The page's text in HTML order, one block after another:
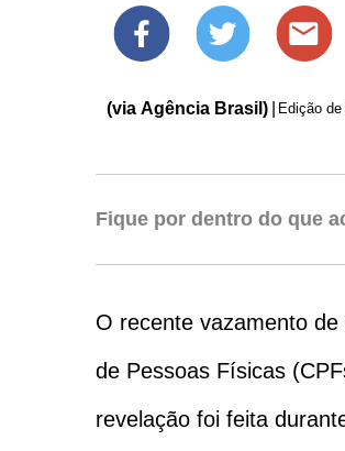
(via Agência Brasil) Edição de
Fique por dentro do que
O recente vazamento
de Pessoas Físicas
revelação foi feita